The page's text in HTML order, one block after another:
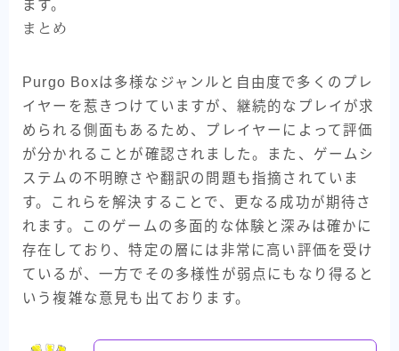
ます。
まとめ
Purgo Boxは多様なジャンルと自由度で多くのプレ
イヤーを惹きつけていますが、継続的なプレイが求
められる側面もあるため、プレイヤーによって評価
が分かれることが確認されました。また、ゲームシ
ステムの不明瞭さや翻訳の問題も指摘されていま
す。これらを解決することで、更なる成功が期待さ
れます。このゲームの多面的な体験と深みは確かに
存在しており、特定の層には非常に高い評価を受け
ているが、一方でその多様性が弱点にもなり得ると
いう複雑な意見も出ております。